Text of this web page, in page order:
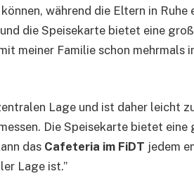
während die Eltern in Ruhe
die Speisekarte bietet eine
meiner Familie schon mehrmals
Lage und ist daher leicht
Die Speisekarte bietet
das Cafeteria im FiDT jedem
Lage ist.”